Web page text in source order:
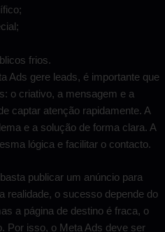
frios.
Ads gere leads, é importante que
o criativo, a mensagem e a
captar atenção rapidamente. A
e a solução de forma clara. A
lógica e facilitar o contacto.
publicar um anúncio para
realidade, o sucesso depende do
a página de destino é fraca, o
Por isso, o Meta Ads deve ser